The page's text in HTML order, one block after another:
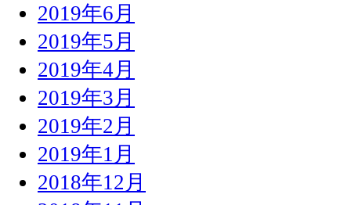
2019年6月
2019年5月
2019年4月
2019年3月
2019年2月
2019年1月
2018年12月